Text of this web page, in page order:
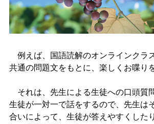
例えば、国語読解のオンラインクラ
共通の問題文をもとに、楽しくお喋り
それは、先生による生徒への口頭質
生徒が一対一で話をするので、先生は
合いによって、生徒が答えやすくした